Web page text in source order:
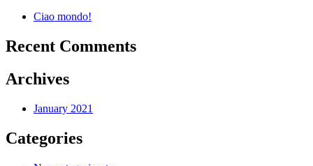
Ciao mondo!
Recent Comments
Archives
January 2021
Categories